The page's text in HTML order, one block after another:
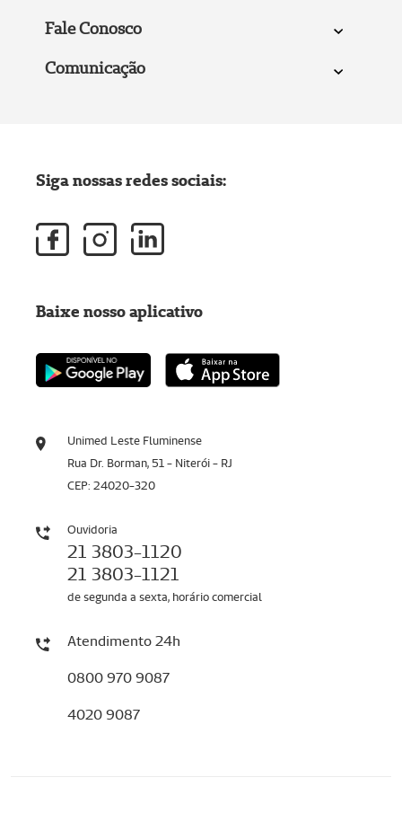
Fale Conosco
Comunicação
Unimed Leste Fluminense
Rua Dr. Borman, 51 - Niterói - RJ
CEP: 24020-320
Ouvidoria
21 3803-1120
21 3803-1121
de segunda a sexta, horário comercial
Atendimento 24h
0800 970 9087
4020 9087
Siga nossas redes sociais:
Baixe nosso aplicativo